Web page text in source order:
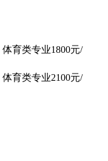
育类专业1800元/
育类专业2100元/